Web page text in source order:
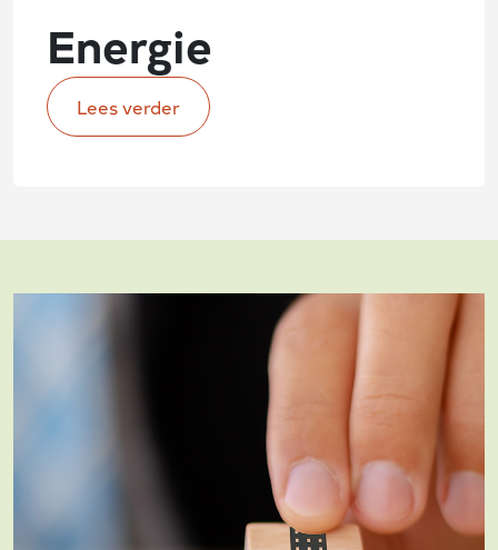
Energie
Lees verder